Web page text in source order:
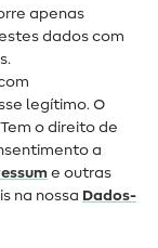
apenas
dados com
legítimo. O
o direito de
a
e outras
na nossa Dados­